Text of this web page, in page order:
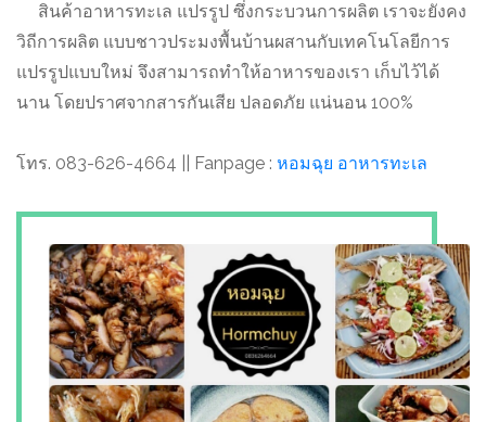
สินค้าอาหารทะเล แปรรูป ซึ่งกระบวนการผลิต เราจะยังคง
วิถีการผลิต แบบชาวประมงพื้นบ้านผสานกับเทคโนโลยีการ
แปรรูปแบบใหม่ จึงสามารถทำให้อาหารของเรา เก็บไว้ได้
นาน โดยปราศจากสารกันเสีย ปลอดภัย แน่นอน 100%
โทร. 083-626-4664 || Fanpage : หอมฉุย อาหารทะเล